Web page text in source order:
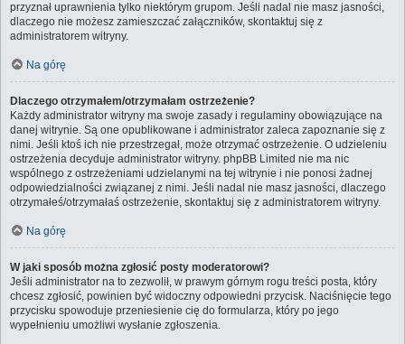
przyznał uprawnienia tylko niektórym grupom. Jeśli nadal nie masz jasności,
dlaczego nie możesz zamieszczać załączników, skontaktuj się z
administratorem witryny.
Na górę
Dlaczego otrzymałem/otrzymałam ostrzeżenie?
Każdy administrator witryny ma swoje zasady i regulaminy obowiązujące na
danej witrynie. Są one opublikowane i administrator zaleca zapoznanie się z
nimi. Jeśli ktoś ich nie przestrzegał, może otrzymać ostrzeżenie. O udzieleniu
ostrzeżenia decyduje administrator witryny. phpBB Limited nie ma nic
wspólnego z ostrzeżeniami udzielanymi na tej witrynie i nie ponosi żadnej
odpowiedzialności związanej z nimi. Jeśli nadal nie masz jasności, dlaczego
otrzymałeś/otrzymałaś ostrzeżenie, skontaktuj się z administratorem witryny.
Na górę
W jaki sposób można zgłosić posty moderatorowi?
Jeśli administrator na to zezwolił, w prawym górnym rogu treści posta, który
chcesz zgłosić, powinien być widoczny odpowiedni przycisk. Naciśnięcie tego
przycisku spowoduje przeniesienie cię do formularza, który po jego
wypełnieniu umożliwi wysłanie zgłoszenia.